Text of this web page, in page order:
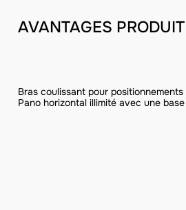
AVANTAGES PRODUIT
Bras coulissant pour
Pano horizontal illimité avec une